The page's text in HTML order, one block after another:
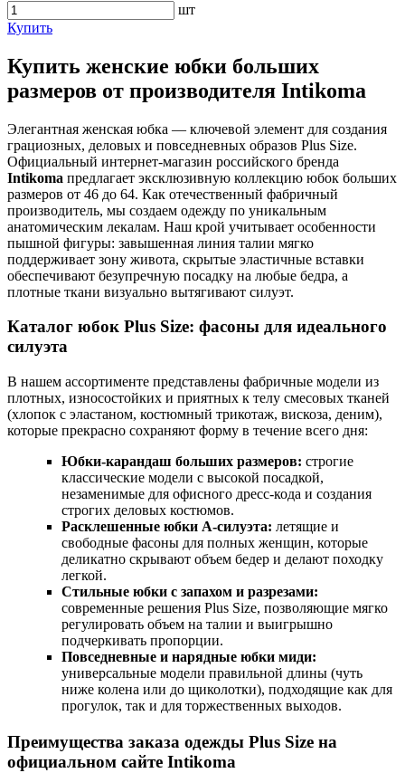
шт
Купить
Купить женские юбки больших
размеров от производителя Intikoma
Элегантная женская юбка — ключевой элемент для создания
грациозных, деловых и повседневных образов Plus Size.
Официальный интернет-магазин российского бренда
Intikoma предлагает эксклюзивную коллекцию юбок больших
размеров от 46 до 64. Как отечественный фабричный
производитель, мы создаем одежду по уникальным
анатомическим лекалам. Наш крой учитывает особенности
пышной фигуры: завышенная линия талии мягко
поддерживает зону живота, скрытые эластичные вставки
обеспечивают безупречную посадку на любые бедра, а
плотные ткани визуально вытягивают силуэт.
Каталог юбок Plus Size: фасоны для идеального
силуэта
В нашем ассортименте представлены фабричные модели из
плотных, износостойких и приятных к телу смесовых тканей
(хлопок с эластаном, костюмный трикотаж, вискоза, деним),
которые прекрасно сохраняют форму в течение всего дня:
Юбки-карандаш больших размеров: строгие
классические модели с высокой посадкой,
незаменимые для офисного дресс-кода и создания
строгих деловых костюмов.
Расклешенные юбки А-силуэта: летящие и
свободные фасоны для полных женщин, которые
деликатно скрывают объем бедер и делают походку
легкой.
Стильные юбки с запахом и разрезами:
современные решения Plus Size, позволяющие мягко
регулировать объем на талии и выигрышно
подчеркивать пропорции.
Повседневные и нарядные юбки миди:
универсальные модели правильной длины (чуть
ниже колена или до щиколотки), подходящие как для
прогулок, так и для торжественных выходов.
Преимущества заказа одежды Plus Size на
официальном сайте Intikoma